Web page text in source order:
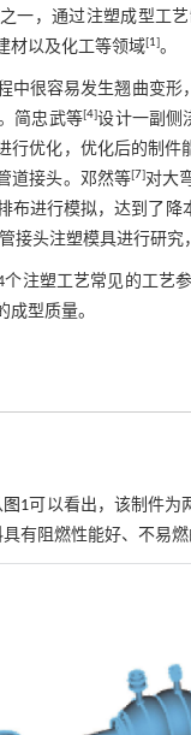
一，通过注塑成型工
材以及化工等领域[1]。
中很容易发生翘曲变形
简忠武等[4]设计一副侧
行优化，优化后的制
道接头。邓然等[7]对大
布进行模拟，达到了
接头注塑模具进行研究
注塑工艺常见的工艺
型质量。
图1可以看出，该制件为
有阻燃性能好、不易